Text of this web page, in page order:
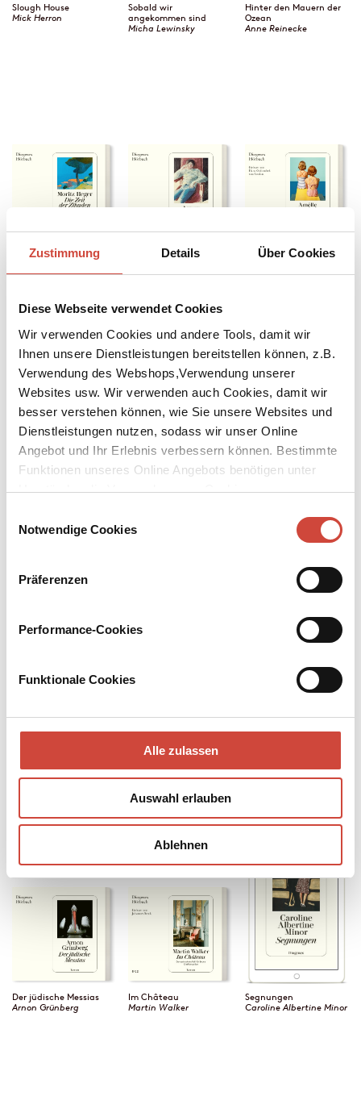
Zustimmung Details Über Cookies
Diese Webseite verwendet Cookies
Wir verwenden Cookies und andere Tools, damit wir
Ihnen unsere Dienstleistungen bereitstellen können, z.B.
Verwendung des Webshops,Verwendung unserer
Websites usw. Wir verwenden auch Cookies, damit wir
besser verstehen können, wie Sie unsere Websites und
Dienstleistungen nutzen, sodass wir unser Online
Angebot und Ihr Erlebnis verbessern können. Bestimmte
Funktionen unseres Online Angebots benötigen unter
Umständen die Verwendung von Cookies von
Notwendige Cookies
Präferenzen
Performance-Cookies
Funktionale Cookies
Alle zulassen
Auswahl erlauben
Ablehnen
Slough House
Mick Herron
Sobald wir
angekommen sind
Micha Lewinsky
Hinter den Mauern der
Ozean
Anne Reinecke
Die Zeit der Zikaden
Statisten
Das Buch der
Amélie Nothomb
Martha und die Ihren
Der jüdische Messias
Arnon Grünberg
Im Château
Martin Walker
Segnungen
Caroline Albertine Minor